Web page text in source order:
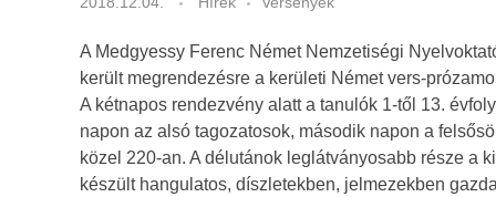
é
m
e
t
A Medgyessy Ferenc Német Nemzetiségi
került megrendezésre a kerületi Német vers-
A kétnapos rendezvény alatt a tanulók 1-től 13.
napon az alsó tagozatosok, második napon a
közel 220-an. A délutánok leglátványosabb része a
készült hangulatos, díszletekben, jelmezekben